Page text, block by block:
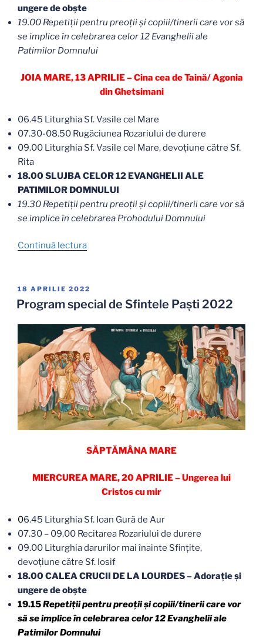
ungere de obşte
19.00 Repetiţii pentru preoții și copiii/tinerii care vor să
se implice în celebrarea celor 12 Evanghelii ale
Patimilor Domnului
JOIA MARE, 13 APRILIE – Cina cea de Taină/ Agonia
din Ghetsimani
06.45 Liturghia Sf. Vasile cel Mare
07.30-08.50 Rugăciunea Rozariului de durere
09.00 Liturghia Sf. Vasile cel Mare, devoţiune către Sf.
Rita
18.00 SLUJBA CELOR 12 EVANGHELII ALE
PATIMILOR DOMNULUI
19.30 Repetiții pentru preoții și copiii/tinerii care vor să
se implice în celebrarea Prohodului Domnului
Continuă lectura„Program
ocazia
Sărbătorilor
Paşti
2023”
PUBLICAT
PE
18 APRILIE 2022
Program special de Sfintele Paști 2022
SĂPTĂMÂNA MARE
MIERCUREA MARE, 20 APRILIE – Ungerea lui
Cristos cu mir
06.45 Liturghia Sf. Ioan Gură de Aur
07.30 – 09.00 Recitarea Rozariului de durere
09.00 Liturghia darurilor mai înainte Sfințite,
devoţiune către Sf. Iosif
18.00 CALEA CRUCII DE LA LOURDES – Adorație și
ungere de obşte
19.15Repetiţii pentru preoții și copiii/tinerii care vor
să se implice în celebrarea celor 12 Evanghelii ale
Patimilor Domnului